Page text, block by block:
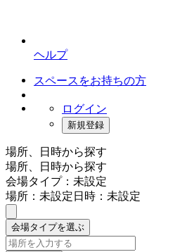
ヘルプ
スペースをお持ちの方
ログイン
新規登録
場所、日時から探す
場所、日時から探す
会場タイプ：未設定
場所：未設定日時：未設定
会場タイプを選ぶ